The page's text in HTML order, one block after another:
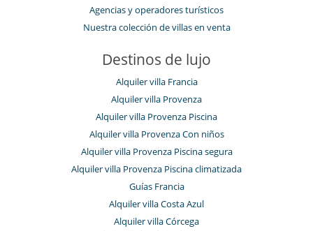
Agencias y operadores turísticos
Nuestra colección de villas en venta
Destinos de lujo
Alquiler villa Francia
Alquiler villa Provenza
Alquiler villa Provenza Piscina
Alquiler villa Provenza Con niños
Alquiler villa Provenza Piscina segura
Alquiler villa Provenza Piscina climatizada
Guías Francia
Alquiler villa Costa Azul
Alquiler villa Córcega